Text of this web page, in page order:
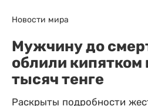
Новости мира
Мужчину до
облили кипятком
тысяч тенге
Раскрыты подробности